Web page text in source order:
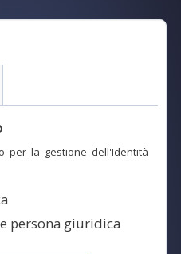
per la gestione dell'Identità
persona giuridica